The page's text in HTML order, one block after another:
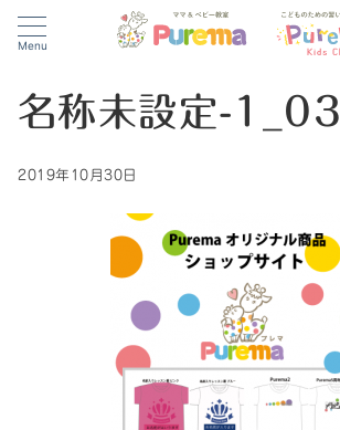
Menu
名称未設定-1_03
2019年10月30日